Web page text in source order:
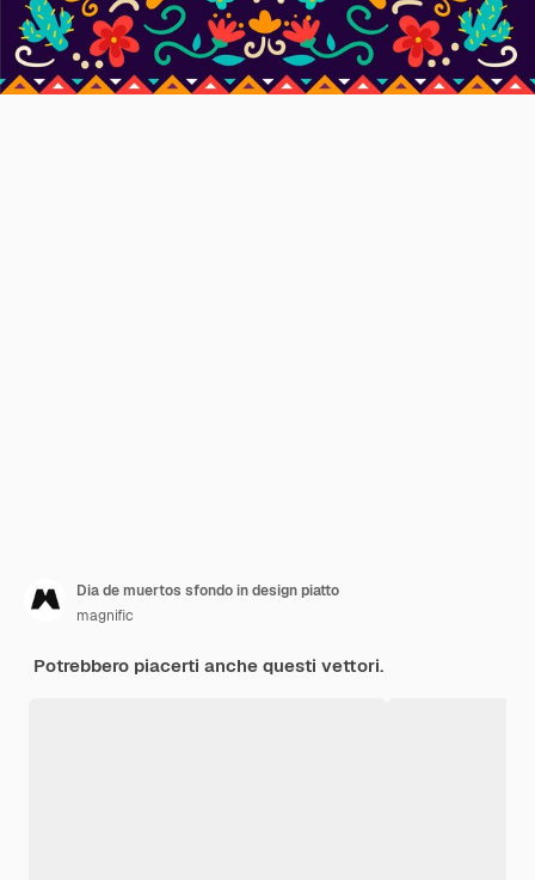
Dia de muertos sfondo in design piatto
magnific
Potrebbero piacerti anche questi vettori.